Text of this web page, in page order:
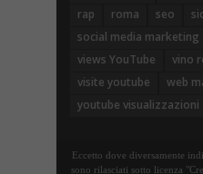
rap
roma seo
social media marketing
views YouTube
vino
visite youtube
web
youtube visualizzazioni
Eccetto dove diversamente
sono rilasciati sotto licenza